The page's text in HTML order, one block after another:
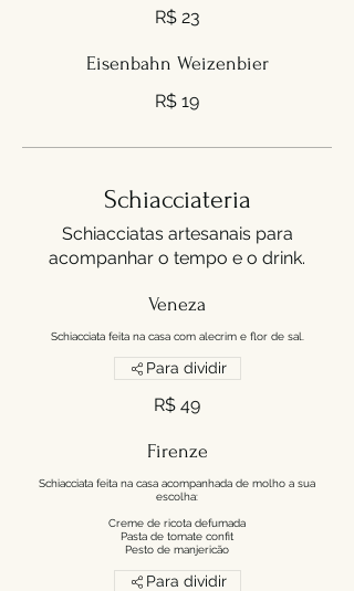
R$ 23
Eisenbahn Weizenbier
R$ 19
Schiacciateria
Schiacciatas artesanais para
acompanhar o tempo e o drink.
Veneza
Schiacciata feita na casa com alecrim e flor de sal.
R$ 49
Para dividir
Firenze
Schiacciata feita na casa acompanhada de molho a sua
escolha:
Creme de ricota defumada
Pasta de tomate confit
Pesto de manjericão
Para dividir